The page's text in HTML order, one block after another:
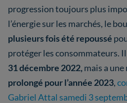
progression toujours plus
l’énergie sur les marchés, le
plusieurs fois été repoussé
protéger les consommateurs.
31 décembre 2022, mais a
prolongé pour l’année 2023,
Gabriel Attal samedi 3